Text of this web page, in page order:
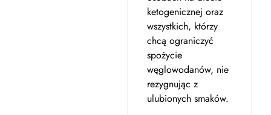
ketogenicznej oraz
wszystkich, którzy
chcą ograniczyć
spożycie
węglowodanów, nie
rezygnując z
ulubionych smaków.